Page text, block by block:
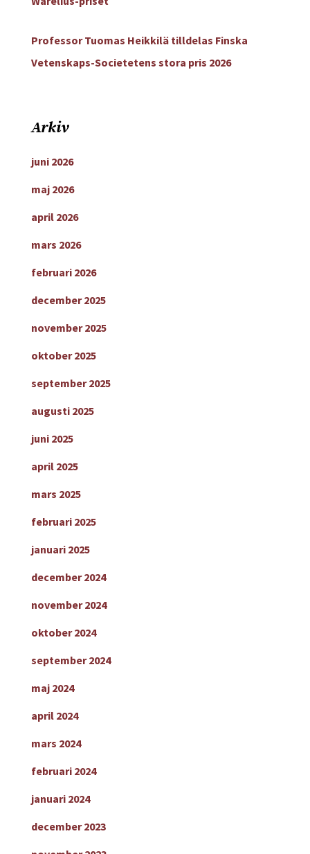
Professor Tuomas Heikkilä tilldelas Finska
Vetenskaps-Societetens stora pris 2026
Arkiv
juni 2026
maj 2026
april 2026
mars 2026
februari 2026
december 2025
november 2025
oktober 2025
september 2025
augusti 2025
juni 2025
april 2025
mars 2025
februari 2025
januari 2025
december 2024
november 2024
oktober 2024
september 2024
maj 2024
april 2024
mars 2024
februari 2024
januari 2024
december 2023